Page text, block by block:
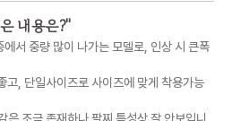
내용은?"
서 중량 많이 나가는 모델로, 인상 시 큰폭
고, 단일사이즈로 사이즈에 맞게 착용가능